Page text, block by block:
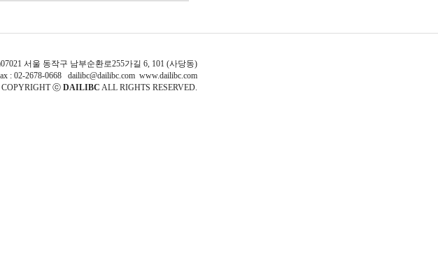
서울 동작구 남부순환로255가길 6, 101 (사당동)
: 02-2678-0668 dailibc@dailibc.com www.dailibc.com
COPYRIGHT ⓒ DAILIBC ALL RIGHTS RESERVED.